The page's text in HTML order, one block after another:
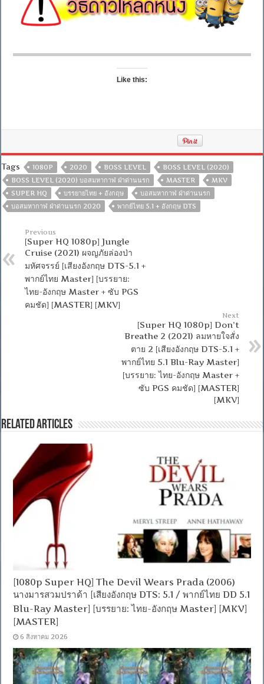
Like this:
Tags 1080P 2020 BOSS LEVEL
BOSS LEVEL (2020)
BOSS LEVEL (2020) บอสมหากาฬ ฝ่าด่านนรก
MASTER
MKV
SUPER HQ
บรรยายไทย + อังกฤษ
บอสมหากาฬ ฝ่าด่านนรก
บอสมหากาฬ ฝ่าด่านนรก 2020
พากย์ไทย 5.1 + อังกฤษ DTS
Previous
[Super HQ 1080p] Jungle
Cruise (2021) ผจญภัยล่องป่า
มหัศจรรย์ [เสียงอังกฤษ DTS-5.1 +
พากย์ไทย Master] [บรรยาย:
ไทย-อังกฤษ Master + ซับ PGS
คมชัด] [MASTER] [MKV]
Next
[Super HQ 1080p] Don’t
Breathe 2 (2021) ลมหายใจสั่ง
ตาย 2 [เสียงอังกฤษ DTS-5.1 +
พากย์ไทย 5.1 Blu-Ray Master]
[บรรยาย: ไทย-อังกฤษ Master +
ซับ PGS คมชัด] [MASTER]
[MKV]
Related Articles
[1080p Super HQ] The Devil Wears Prada (2006)
นางมารสวมปราด้า [เสียงอังกฤษ DTS: 5.1 / พากย์ไทย DD 5.1
Blu-Ray Master] [บรรยาย: ไทย-อังกฤษ Master] [MKV]
[MASTER]
6 สิงหาคม 2026